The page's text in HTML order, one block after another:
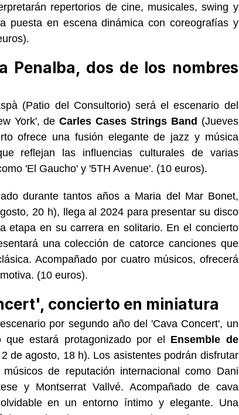
repertorios de cine, musicales, swing y
puesta en escena dinámica con coreografías y
).
Penalba, dos de los nombres
(Patio del Consultorio) será el escenario del
York', deCarles Cases Strings Band (Jueves
ofrece una fusión elegante de jazz y música
reflejan las influencias culturales de varias
'El Gaucho' y '5TH Avenue'. (10 euros).
durante tantos años a Maria del Mar Bonet,
20 h), llega al 2024 para presentar su disco
etapa en su carrera en solitario. En el concierto
una colección de catorce canciones que
Acompañado por cuatro músicos, ofrecerá
(10 euros).
concierto en miniatura
por segundo año del 'Cava Concert', un
que estará protagonizado por el Ensemble de
de agosto, 18 h). Los asistentes podrán disfrutar
de reputación internacional como Dani
y Montserrat Vallvé. Acompañado de cava
en un entorno íntimo y elegante. Una